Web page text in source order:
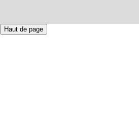
Haut de page